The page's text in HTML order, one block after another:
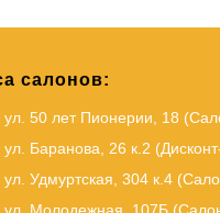
салонов:
ул. 50 лет Пионерии, 18
Баранова, 26 к.2
Удмуртская, 304 к.4